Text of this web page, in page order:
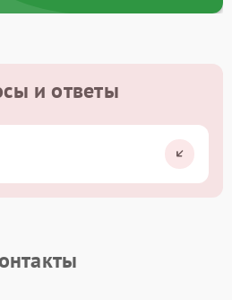
и ответы